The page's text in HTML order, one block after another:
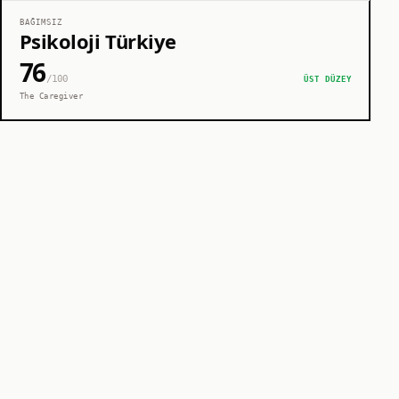
BAĞIMSIZ
Psikoloji Türkiye
76/100
ÜST DÜZEY
The Caregiver